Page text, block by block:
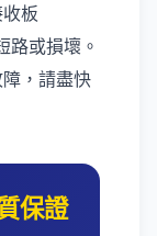
板
路或損壞。
，請盡快
保證